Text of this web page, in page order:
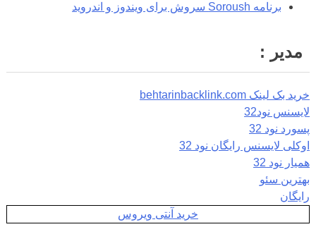
برنامه Soroush سروش برای ویندوز و اندروید
مدیر :
خرید بک لینک behtarinbacklink.com
لایسنس نود32
پسورد نود 32
اوکلی لایسنس رایگان نود 32
همیار نود 32
بهترین سئو
رایگان
خرید آنتی ویروس